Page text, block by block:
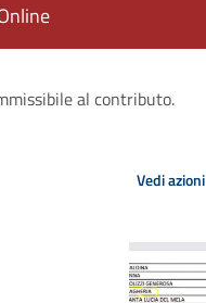
al contributo.
Vedi azioni